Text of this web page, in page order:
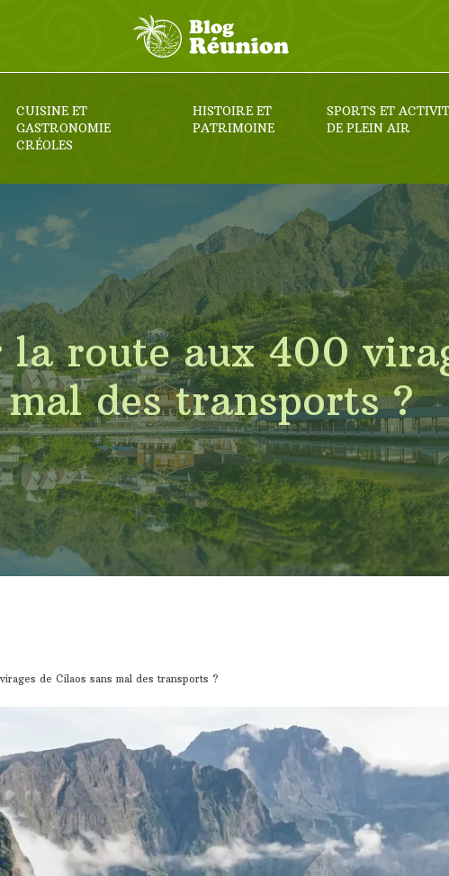
CUISINE ET
GASTRONOMIE
CRÉOLES
HISTOIRE ET
PATRIMOINE
SPORTS ET
DE PLEIN AIR
route aux 400
mal des transports ?
de Cilaos sans mal des transports ?